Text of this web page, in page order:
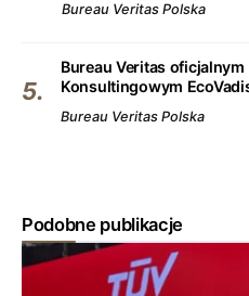
Bureau Veritas Polska
Bureau Veritas
Konsultingowym
Bureau Veritas Polska
Podobne publikacje